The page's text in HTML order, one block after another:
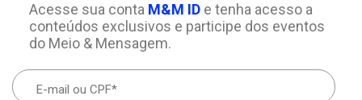
Acesse sua conta M&M IDe tenha acesso a
conteúdos exclusivos e participe dos eventos
do Meio & Mensagem.